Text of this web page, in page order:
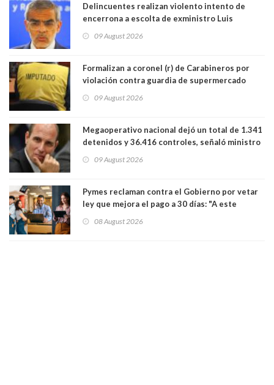
Delincuentes realizan violento intento de
encerrona a escolta de exministro Luis
Lo Espejo
09 August 2026
Formalizan a coronel (r) de Carabineros por
violación contra guardia de supermercado
09 August 2026
Megaoperativo nacional dejó un total de 1.341
detenidos y 36.416 controles, señaló ministro
09 August 2026
Pymes reclaman contra el Gobierno por vetar
ley que mejora el pago a 30 días: "A este
medianas empresas"
08 August 2026